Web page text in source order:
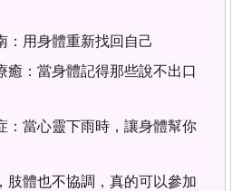
：用身體重新找回自己
癒：當身體記得那些說不出口
：當心靈下雨時，讓身體幫你
肢體也不協調，真的可以參加